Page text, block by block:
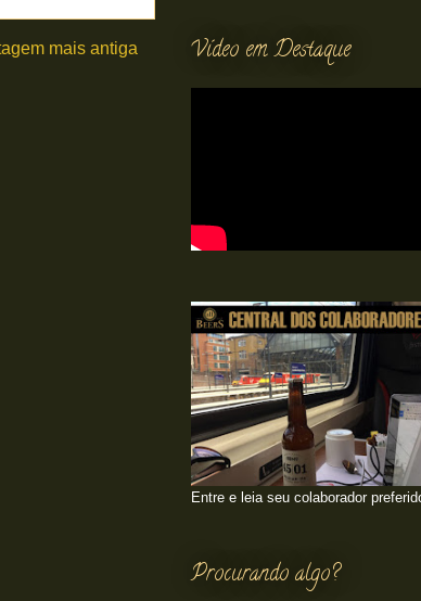
mais antiga Vídeo em Destaque
Entre e leia seu colaborador
Procurando algo?